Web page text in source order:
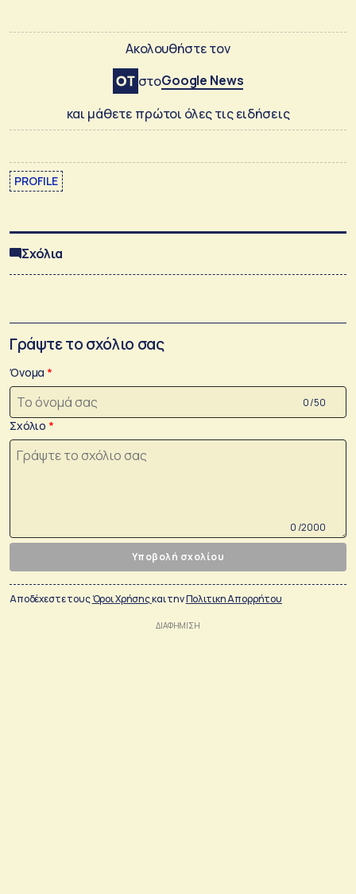
Ακολουθήστε τον
στοGoogle News
και μάθετε πρώτοι όλες τις ειδήσεις
PROFILE
Σχόλια
Γράψτε το σχόλιο σας
Όνομα
0 /50
Σχόλιο
0 /2000
Υποβολή σχολίου
Αποδέχεστε τουςΌροι Χρήσηςκαι τηνΠολιτικη Απορρήτου